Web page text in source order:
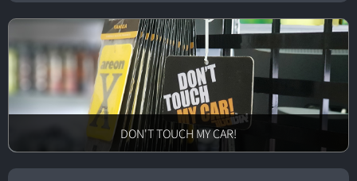
!DON'T TOUCH MY CAR